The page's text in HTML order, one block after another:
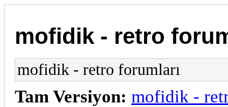
mofidik - retro
mofidik - retro forumları
Tam Versiyon: mofidik -